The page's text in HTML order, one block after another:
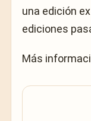
una edición
ediciones
Más